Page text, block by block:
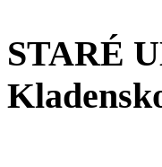
STARÉ